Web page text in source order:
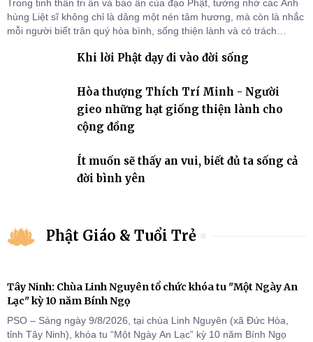
Trong tinh thần tri ân và báo ân của đạo Phật, tưởng nhớ các Anh
hùng Liệt sĩ không chỉ là dâng một nén tâm hương, mà còn là nhắc
mỗi người biết trân quý hòa bình, sống thiện lành và có trách
Khi lời Phật dạy đi vào đời sống
Hòa thượng Thích Trí Minh - Người
gieo những hạt giống thiện lành cho
cộng đồng
Ít muốn sẽ thấy an vui, biết đủ ta sống cả
đời bình yên
Phật Giáo & Tuổi Trẻ
Tây Ninh: Chùa Linh Nguyên tổ chức khóa tu "Một Ngày An
Lạc" kỳ 10 năm Bính Ngọ
PSO – Sáng ngày 9/8/2026, tại chùa Linh Nguyên (xã Đức Hòa,
tỉnh Tây Ninh), khóa tu “Một Ngày An Lạc” kỳ 10 năm Bính Ngọ